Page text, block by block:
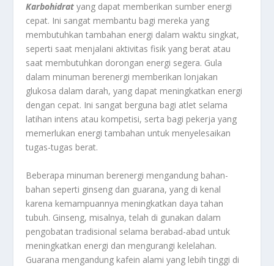
Karbohidrat yang dapat memberikan sumber energi
cepat. Ini sangat membantu bagi mereka yang
membutuhkan tambahan energi dalam waktu singkat,
seperti saat menjalani aktivitas fisik yang berat atau
saat membutuhkan dorongan energi segera. Gula
dalam minuman berenergi memberikan lonjakan
glukosa dalam darah, yang dapat meningkatkan energi
dengan cepat. Ini sangat berguna bagi atlet selama
latihan intens atau kompetisi, serta bagi pekerja yang
memerlukan energi tambahan untuk menyelesaikan
tugas-tugas berat.
Beberapa minuman berenergi mengandung bahan-
bahan seperti ginseng dan guarana, yang di kenal
karena kemampuannya meningkatkan daya tahan
tubuh. Ginseng, misalnya, telah di gunakan dalam
pengobatan tradisional selama berabad-abad untuk
meningkatkan energi dan mengurangi kelelahan.
Guarana mengandung kafein alami yang lebih tinggi di